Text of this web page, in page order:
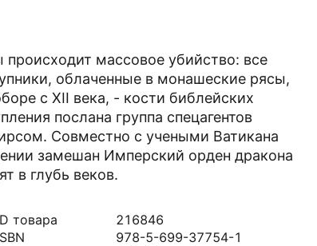
массовое убийство: все
облаченные в монашеские рясы,
с XII века, - кости библейских
послана группа спецагентов
Совместно с учеными Ватикана
замешан Имперский орден дракона
в глубь веков.
товара
216846
978-5-699-37754-1